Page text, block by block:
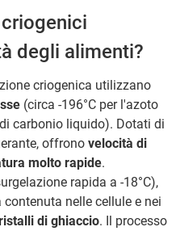
degli alimenti?
criogenica utilizzano
(circa -196°C per l'azoto
carbonio liquido). Dotati di
offrono velocità di
molto rapide.
rapida a -18°C),
nelle cellule e nei
di ghiaccio. Il processo